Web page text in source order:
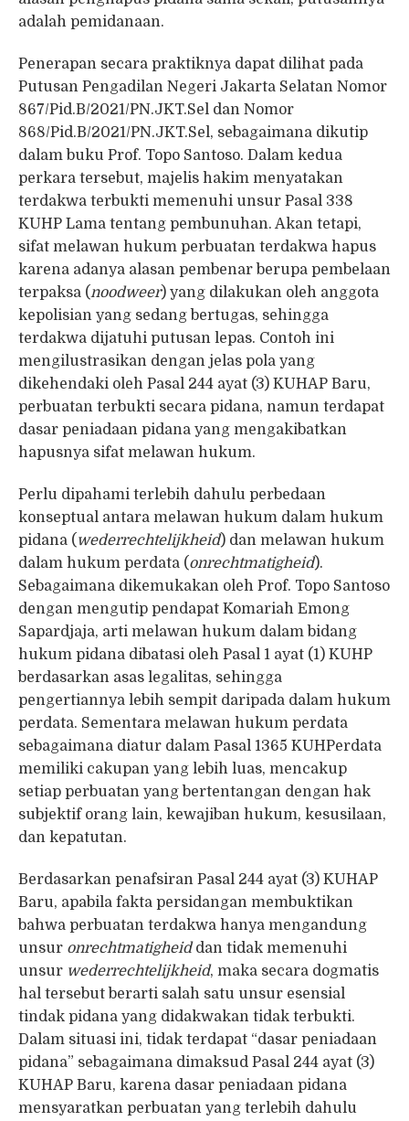
adalah pemidanaan.
Penerapan secara praktiknya dapat dilihat pada
Putusan Pengadilan Negeri Jakarta Selatan Nomor
867/Pid.B/2021/PN.JKT.Sel dan Nomor
868/Pid.B/2021/PN.JKT.Sel, sebagaimana dikutip
dalam buku Prof. Topo Santoso. Dalam kedua
perkara tersebut, majelis hakim menyatakan
terdakwa terbukti memenuhi unsur Pasal 338
KUHP Lama tentang pembunuhan. Akan tetapi,
sifat melawan hukum perbuatan terdakwa hapus
karena adanya alasan pembenar berupa pembelaan
terpaksa (noodweer) yang dilakukan oleh anggota
kepolisian yang sedang bertugas, sehingga
terdakwa dijatuhi putusan lepas. Contoh ini
mengilustrasikan dengan jelas pola yang
dikehendaki oleh Pasal 244 ayat (3) KUHAP Baru,
perbuatan terbukti secara pidana, namun terdapat
dasar peniadaan pidana yang mengakibatkan
hapusnya sifat melawan hukum.
Perlu dipahami terlebih dahulu perbedaan
konseptual antara melawan hukum dalam hukum
pidana ( wederrechtelijkheid) dan melawan hukum
dalam hukum perdata (onrechtmatigheid).
Sebagaimana dikemukakan oleh Prof. Topo Santoso
dengan mengutip pendapat Komariah Emong
Sapardjaja, arti melawan hukum dalam bidang
hukum pidana dibatasi oleh Pasal 1 ayat (1) KUHP
berdasarkan asas legalitas, sehingga
pengertiannya lebih sempit daripada dalam hukum
perdata. Sementara melawan hukum perdata
sebagaimana diatur dalam Pasal 1365 KUHPerdata
memiliki cakupan yang lebih luas, mencakup
setiap perbuatan yang bertentangan dengan hak
subjektif orang lain, kewajiban hukum, kesusilaan,
dan kepatutan.
Berdasarkan penafsiran Pasal 244 ayat (3) KUHAP
Baru, apabila fakta persidangan membuktikan
bahwa perbuatan terdakwa hanya mengandung
unsur onrechtmatigheiddan tidak memenuhi
unsur wederrechtelijkheid, maka secara dogmatis
hal tersebut berarti salah satu unsur esensial
tindak pidana yang didakwakan tidak terbukti.
Dalam situasi ini, tidak terdapat “dasar peniadaan
pidana” sebagaimana dimaksud Pasal 244 ayat (3)
KUHAP Baru, karena dasar peniadaan pidana
mensyaratkan perbuatan yang terlebih dahulu